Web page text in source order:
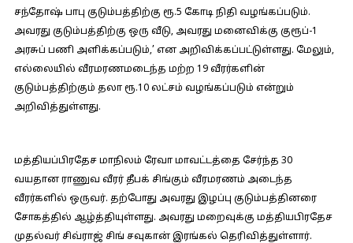
சந்தோஷ் பாபு குடும்பத்திற்கு ரூ.5 கோடி நிதி வழங்கப்படும்.
அவரது குடும்பத்திற்கு ஒரு வீடு, அவரது மனைவிக்கு குரூப்-1
அரசுப் பணி அளிக்கப்படும்,’ என அறிவிக்கப்பட்டுள்ளது. மேலும்,
எல்லையில் வீரமரணமடைந்த மற்ற 19 வீரர்களின்
குடும்பத்திற்கும் தலா ரூ.10 லட்சம் வழங்கப்படும் என்றும்
அறிவித்துள்ளது.
மத்தியப்பிரதேச மாநிலம் ரேவா மாவட்டத்தை சேர்ந்த 30
வயதான ராணுவ வீரர் தீபக் சிங்கும் வீரமரணம் அடைந்த
வீரர்களில் ஒருவர். தற்போது அவரது இழப்பு குடும்பத்தினரை
சோகத்தில் ஆழ்த்தியுள்ளது. அவரது மறைவுக்கு மத்தியபிரதேச
முதல்வர் சிவ்ராஜ் சிங் சவுகான் இரங்கல் தெரிவித்துள்ளார்.